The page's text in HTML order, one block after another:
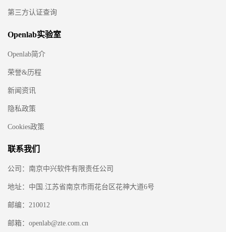
第三方认证查询
Openlab实验室
Openlab简介
荣誉&历程
新闻资讯
隐私政策
Cookies政策
联系我们
公司：南京中兴软件有限责任公司
地址：中国.江苏省南京市雨花台区花神大道6号
邮编：210012
邮箱：openlab@zte.com.cn